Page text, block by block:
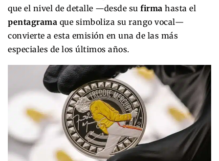
que el nivel de detalle —desde su firma hasta el
pentagrama que simboliza su rango vocal—
convierte a esta emisión en una de las más
especiales de los últimos años.